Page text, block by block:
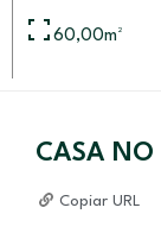
60,00m²
CASA NO
Copiar URL